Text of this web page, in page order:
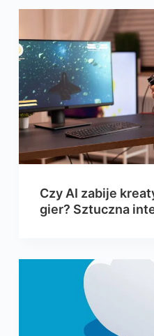
Czy AI zabije
gier? Sztuczna